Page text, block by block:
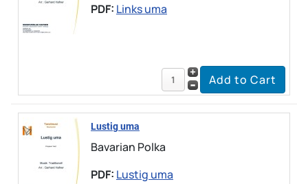
PDF: Links uma
Lustig uma
Bavarian Polka
PDF: Lustig uma